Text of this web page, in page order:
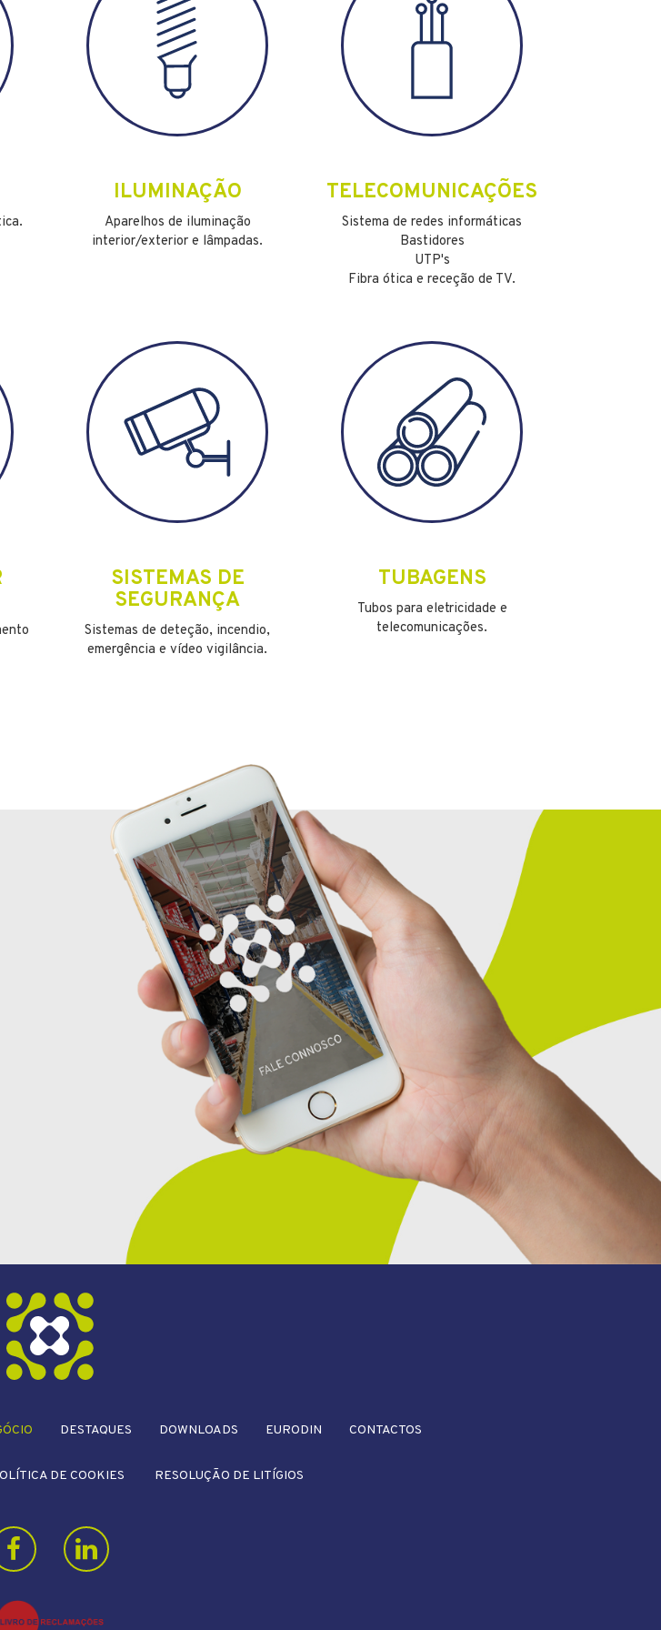
ILUMINAÇÃO
Aparelhos de iluminação
interior/exterior e lâmpadas.
TELECOMUNICAÇÕES
Sistema de redes informáticas
Bastidores
UTP's
Fibra ótica e receção de TV.
SISTEMAS DE
SEGURANÇA
Sistemas de deteção, incendio,
emergência e vídeo vigilância.
TUBAGENS
Tubos para eletricidade e
telecomunicações.
DESTAQUES DOWNLOADS EURODIN CONTACTOS
DE COOKIES RESOLUÇÃO DE LITÍGIOS